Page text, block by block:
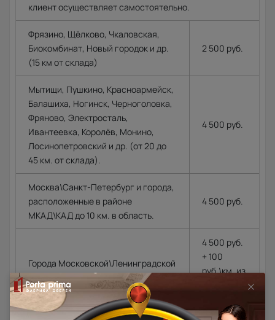
клиент осуществляет самостоятельно.
Фрязино, Щёлково, Чкаловская,
Биокомбинат, Новый городок и др.
(15 км от склада)
2 500 руб.
Мытищи, Пушкино, Красноармейск,
Балашиха, Ногинск, Черноголовка,
Фряново, Электросталь,
Ивантеевка, Королёв, Монино,
Лосинопетровский и др. (от 20 до
45 км. от склада).
4 500 руб.
Москва\Санкт-Петербург и города,
расположенные в районе
МКАД\КАД до 10 км. в область.
4 500 руб.
Города Московской\Ленинградской
области, располагающиеся далее
10 км. от МКАД (кроме Щёлковского
шоссе)\КАД
4 500 руб.
+ 100
руб.\км. из
сторону от